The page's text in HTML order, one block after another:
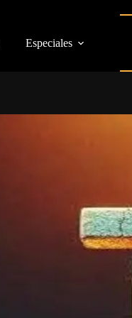
Especiales